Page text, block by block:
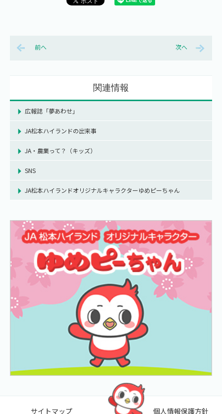
前へ 次へ
関連情報
広報誌「夢あわせ」
JA松本ハイランドの出来事
JA・農業って？（キッズ）
SNS
JA松本ハイランドオリジナルキャラクターゆめピーちゃん
サイトマップ 個人情報保護方針